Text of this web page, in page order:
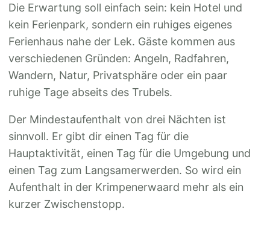
Die Erwartung soll einfach sein: kein Hotel und
kein Ferienpark, sondern ein ruhiges eigenes
Ferienhaus nahe der Lek. Gäste kommen aus
verschiedenen Gründen: Angeln, Radfahren,
Wandern, Natur, Privatsphäre oder ein paar
ruhige Tage abseits des Trubels.
Der Mindestaufenthalt von drei Nächten ist
sinnvoll. Er gibt dir einen Tag für die
Hauptaktivität, einen Tag für die Umgebung und
einen Tag zum Langsamerwerden. So wird ein
Aufenthalt in der Krimpenerwaard mehr als ein
kurzer Zwischenstopp.